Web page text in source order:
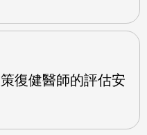
復健醫師的評估安